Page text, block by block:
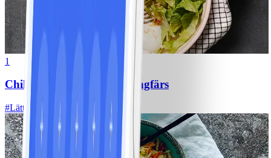
1
Chili con carne med kycklingfärs
#Lätt